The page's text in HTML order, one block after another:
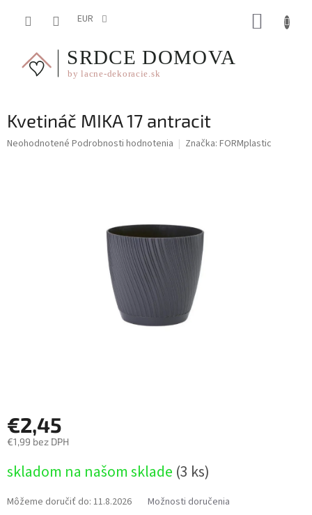
EUR
Kvetináč MIKA 17 antracit
Priemerné
Neohodnotené Podrobnosti hodnotenia Značka: FORMplastic
€2,45
€1,99 bez DPH
cena:
skladom na našom sklade (3 ks)
Môžeme doručiť do: 11.8.2026 Možnosti doručenia